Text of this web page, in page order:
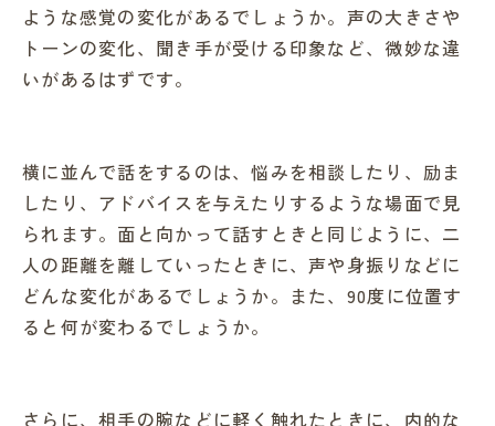
ような感覚の変化があるでしょうか。声の大きさや
トーンの変化、聞き手が受ける印象など、微妙な違
いがあるはずです。
横に並んで話をするのは、悩みを相談したり、励ま
したり、アドバイスを与えたりするような場面で見
られます。面と向かって話すときと同じように、二
人の距離を離していったときに、声や身振りなどに
どんな変化があるでしょうか。また、90度に位置す
ると何が変わるでしょうか。
さらに、相手の腕などに軽く触れたときに、内的な